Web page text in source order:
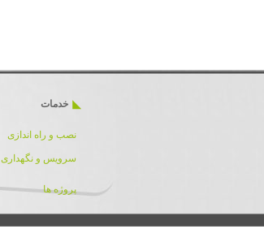
خدمات
نصب و راه اندازی
سرویس و نگهداری
پروژه ها